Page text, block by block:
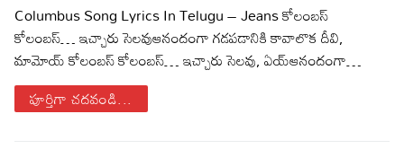
Columbus Song Lyrics In Telugu – Jeans కోలంబస్
కోలంబస్… ఇచ్చారు సెలవుఆనందంగా గడపడానికి కావాలొక దీవి,
మామోయ్ కోలంబస్ కోలంబస్… ఇచ్చారు సెలవు, ఏయ్ఆనందంగా…
పూర్తిగా చదవండి...